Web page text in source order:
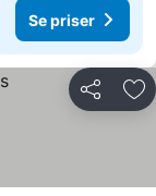
Se priser
Del